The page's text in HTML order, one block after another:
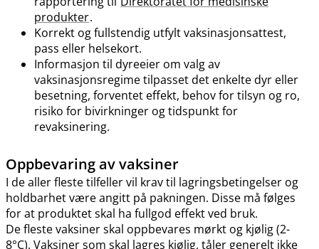
produkter.
Korrekt og fullstendig utfylt vaksinasjonsattest,
pass eller helsekort.
Informasjon til dyreeier om valg av
vaksinasjonsregime tilpasset det enkelte dyr eller
besetning, forventet effekt, behov for tilsyn og ro,
risiko for bivirkninger og tidspunkt for
revaksinering.
Oppbevaring av vaksiner
I de aller fleste tilfeller vil krav til lagringsbetingelser og
holdbarhet være angitt på pakningen. Disse må følges
for at produktet skal ha fullgod effekt ved bruk.
De fleste vaksiner skal oppbevares mørkt og kjølig (2-
8°C). Vaksiner som skal lagres kjølig, tåler generelt ikke